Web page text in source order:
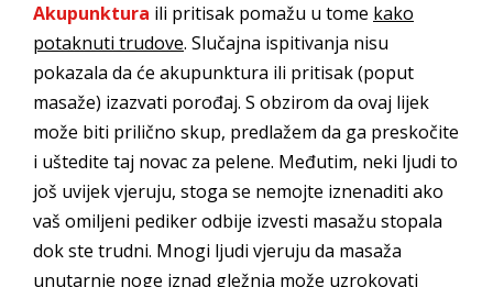
Akupunktura ili pritisak pomažu u tome kako
potaknuti trudove. Slučajna ispitivanja nisu
pokazala da će akupunktura ili pritisak (poput
masaže) izazvati porođaj. S obzirom da ovaj lijek
može biti prilično skup, predlažem da ga preskočite
i uštedite taj novac za pelene. Međutim, neki ljudi to
još uvijek vjeruju, stoga se nemojte iznenaditi ako
vaš omiljeni pediker odbije izvesti masažu stopala
dok ste trudni. Mnogi ljudi vjeruju da masaža
unutarnje noge iznad gležnja može uzrokovati